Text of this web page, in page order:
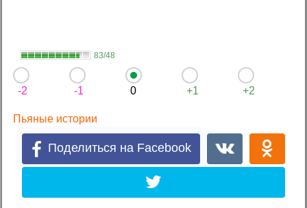
83/48
-2 -1 0 +1 +2
Пьяные истории
Поделиться на Facebook